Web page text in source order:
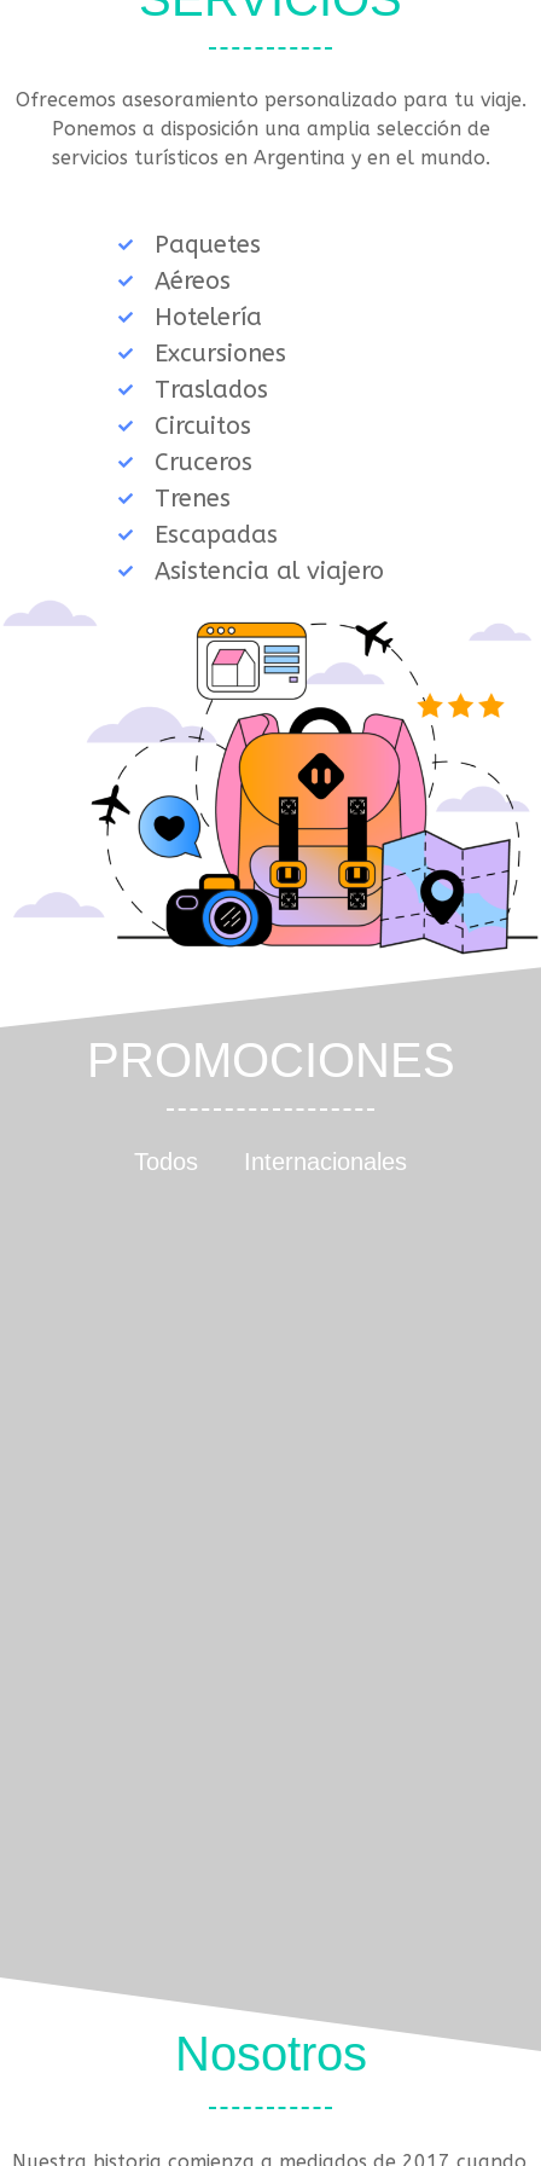
Ofrecemos asesoramiento personalizado para tu viaje.
Ponemos a disposición una amplia selección de
servicios turísticos en Argentina y en el mundo.
Paquetes
Aéreos
Hotelería
Excursiones
Traslados
Circuitos
Cruceros
Trenes
Escapadas
Asistencia al viajero
PROMOCIONES
Todos Internacionales
Nosotros